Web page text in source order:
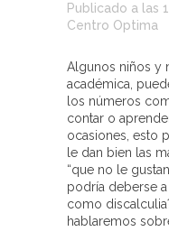
Publicado a las
Centro Optima
Algunos niños y
académica,
los números
contar o
ocasiones, esto
le dan bien las
“que no le
podría deberse
como
hablaremos